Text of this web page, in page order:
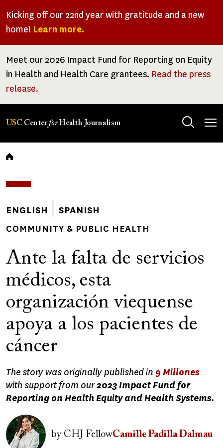
Kicking off our 22nd year with gratitude and a new
home! Learn more.
Meet our 2026 Impact Fund for Reporting on Equity
in Health and Health Care grantees. Read the press
release.
USC CenterforHealth Journalism
Breadcrumb
ENGLISH
SPANISH
COMMUNITY & PUBLIC HEALTH
Ante la falta de servicios
médicos, esta
organización viequense
apoya a los pacientes de
cáncer
The story was originally published in 9 Millones
with support from our2023 Impact Fund for
Reporting on Health Equity and Health Systems.
Image
byCHJ FellowCamille Padilla Dalmau